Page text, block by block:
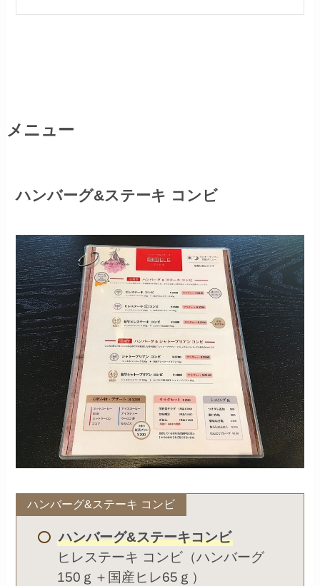
メニュー
ハンバーグ&ステーキ コンビ
ハンバーグ&ステーキ コンビ
ハンバーグ&ステーキコンビ
ヒレステーキ コンビ（ハンバーグ
150ｇ＋国産ヒレ65ｇ）